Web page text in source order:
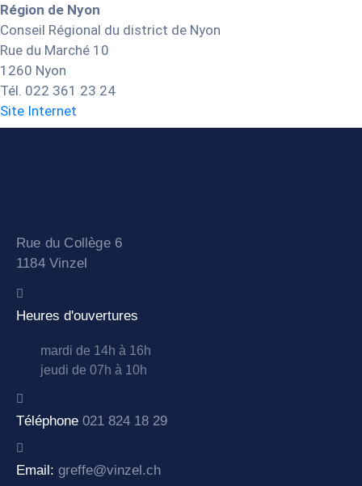
Région de Nyon
Conseil Régional du district de Nyon
Rue du Marché 10
1260 Nyon
Tél. 022 361 23 24
Site Internet
Rue du Collège 6
1184 Vinzel
Heures d'ouvertures
mardi de 14h à 16h
jeudi de 07h à 10h
Téléphone 021 824 18 29
Email: greffe@vinzel.ch